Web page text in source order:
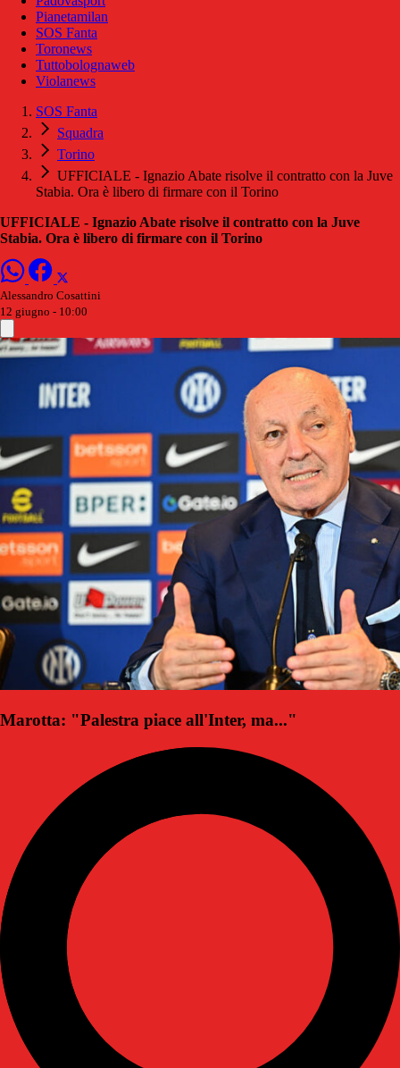
Pianetamilan
SOS Fanta
Toronews
Tuttobolognaweb
Violanews
SOS Fanta
Squadra
Torino
UFFICIALE - Ignazio Abate risolve il contratto con la Juve
Stabia. Ora è libero di firmare con il Torino
UFFICIALE - Ignazio Abate risolve il contratto con la Juve
Stabia. Ora è libero di firmare con il Torino
Alessandro Cosattini
12 giugno - 10:00
Marotta: "Palestra piace all'Inter, ma..."